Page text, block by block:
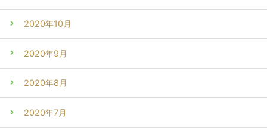
2020年10月
2020年9月
2020年8月
2020年7月